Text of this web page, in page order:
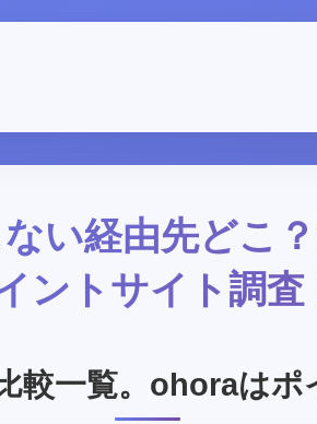
ない経由先どこ
ントサイト調査
較一覧。ohoraはポ